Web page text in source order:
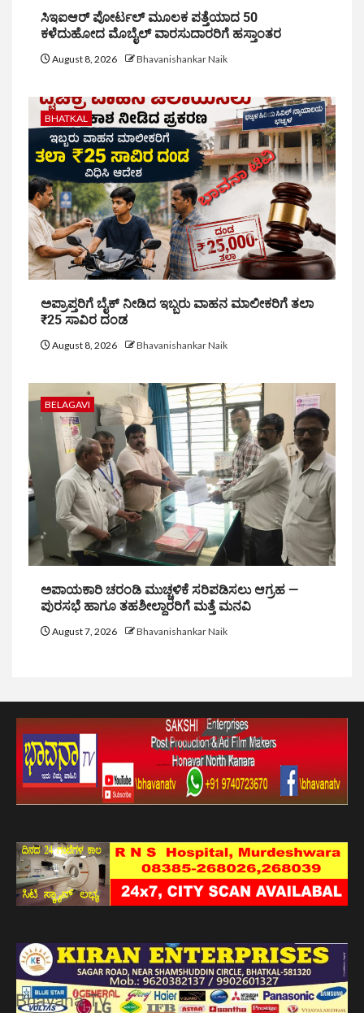
ಸಿಇಐಆರ್ ಪೋರ್ಟಲ್ ಮೂಲಕ ಪತ್ತೆಯಾದ 50
ಕಳೆದುಹೋದ ಮೊಬೈಲ್ ವಾರಸುದಾರರಿಗೆ ಹಸ್ತಾಂತರ
August 8, 2026 Bhavanishankar Naik
BHATKAL
ಅಪ್ರಾಪ್ತರಿಗೆ ಬೈಕ್ ನೀಡಿದ ಇಬ್ಬರು ವಾಹನ ಮಾಲೀಕರಿಗೆ ತಲಾ
₹25 ಸಾವಿರ ದಂಡ
August 8, 2026 Bhavanishankar Naik
BELAGAVI
ಅಪಾಯಕಾರಿ ಚರಂಡಿ ಮುಚ್ಚಳಿಕೆ ಸರಿಪಡಿಸಲು ಆಗ್ರಹ —
ಪುರಸಭೆ ಹಾಗೂ ತಹಶೀಲ್ದಾರರಿಗೆ ಮತ್ತೆ ಮನವಿ
August 7, 2026 Bhavanishankar Naik